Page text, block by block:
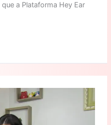
a Plataforma Hey Ear